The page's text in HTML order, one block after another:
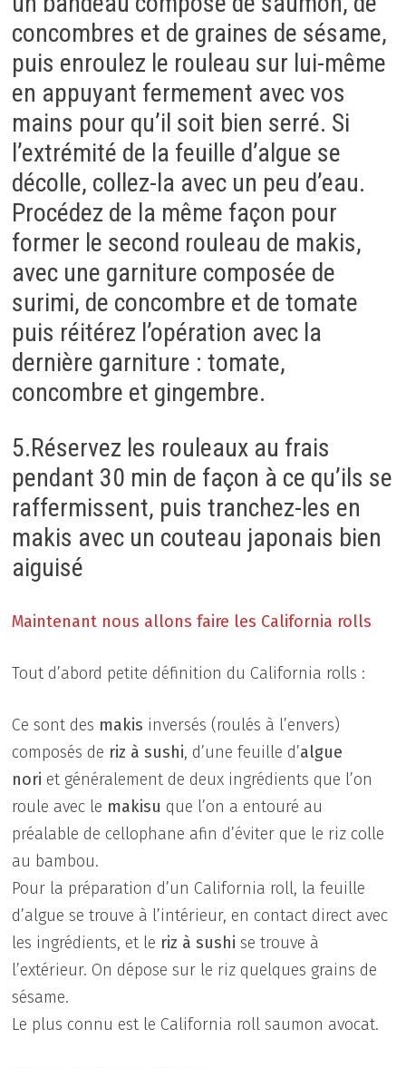
concombres et de graines de sésame,
puis enroulez le rouleau sur lui-même
en appuyant fermement avec vos
mains pour qu’il soit bien serré. Si
l’extrémité de la feuille d’algue se
décolle, collez-la avec un peu d’eau.
Procédez de la même façon pour
former le second rouleau de makis,
avec une garniture composée de
surimi, de concombre et de tomate
puis réitérez l’opération avec la
dernière garniture : tomate,
concombre et gingembre.
5.Réservez les rouleaux au frais
pendant 30 min de façon à ce qu’ils se
raffermissent, puis tranchez-les en
makis avec un couteau japonais bien
aiguisé
Maintenant nous allons faire les California rolls
Tout d’abord petite définition du California rolls :
Ce sont des makis inversés (roulés à l’envers)
composés de riz à sushi, d’une feuille d’algue
nori et généralement de deux ingrédients que l’on
roule avec le makisu que l’on a entouré au
préalable de cellophane afin d’éviter que le riz colle
au bambou.
Pour la préparation d’un California roll, la feuille
d’algue se trouve à l’intérieur, en contact direct avec
les ingrédients, et le riz à sushi se trouve à
l’extérieur. On dépose sur le riz quelques grains de
sésame.
Le plus connu est le California roll saumon avocat.